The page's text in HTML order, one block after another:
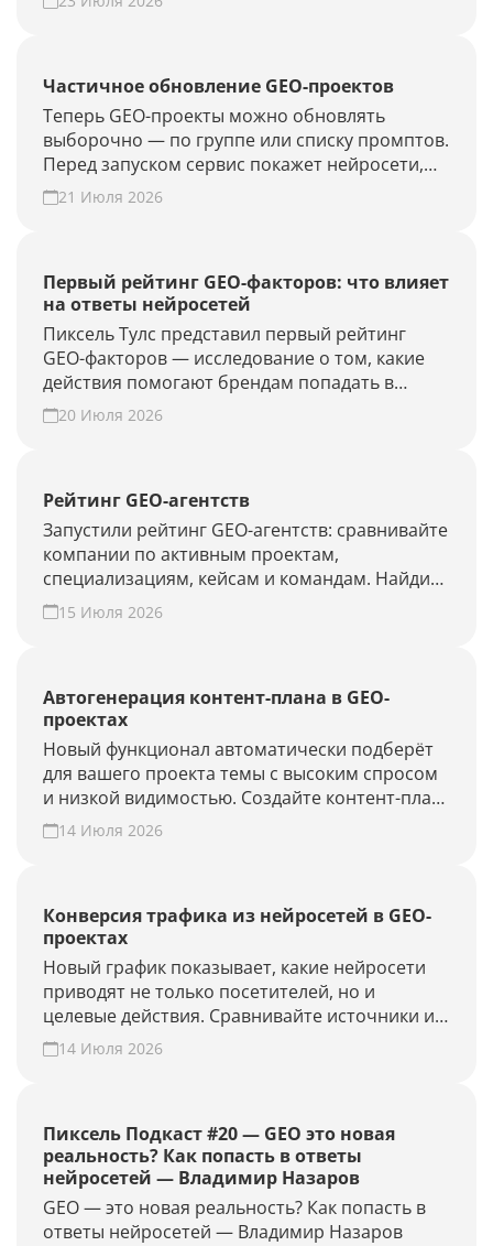
Частичное обновление GEO-проектов
Теперь GEO-проекты можно обновлять
выборочно — по группе или списку промптов.
Перед запуском сервис покажет нейросети,
объём проверки и расход лимитов. Проверьте
новые запросы или результат GEO-работ без
21 Июля 2026
Первый рейтинг GEO-факторов: что влияет
на ответы нейросетей
Пиксель Тулс представил первый рейтинг
GEO-факторов — исследование о том, какие
действия помогают брендам попадать в
ответы нейросетей.
20 Июля 2026
Рейтинг GEO-агентств
Запустили рейтинг GEO-агентств: сравнивайте
компании по активным проектам,
специализациям, кейсам и командам. Найдите
подрядчика для продвижения в ChatGPT,
Алисе AI и Perplexity или добавьте своё
15 Июля 2026
Автогенерация контент-плана в GEO-
проектах
Новый функционал автоматически подберёт
для вашего проекта темы с высоким спросом
и низкой видимостью. Создайте контент-план
за несколько минут и повысьте присутствие
вашего бренда и сайта в ответах нейросетей.
14 Июля 2026
Конверсия трафика из нейросетей в GEO-
проектах
Новый график показывает, какие нейросети
приводят не только посетителей, но и
целевые действия. Сравнивайте источники и
периоды, находите точки роста. Создайте
GEO-проект и проверьте конверсию своего
14 Июля 2026
Пиксель Подкаст #20 — GEO это новая
реальность? Как попасть в ответы
нейросетей — Владимир Назаров
GEO — это новая реальность? Как попасть в
ответы нейросетей — Владимир Назаров